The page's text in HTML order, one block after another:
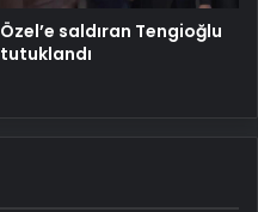
Özel’e saldıran Tengioğlu
tutuklandı